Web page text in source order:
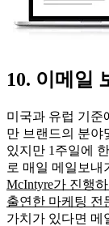
10. 이메일
미국과 유럽 기준
만 브랜드의 분야
있지만 1주일에
로 매일 메일보내
McIntyre가 진행
출연한 마케팅 전
가치가 있다면 메